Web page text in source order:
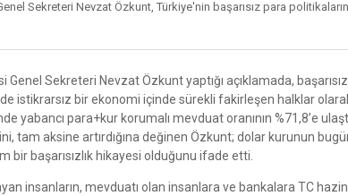
Sekreteri Nevzat Özkunt, Türkiye'nin başarısız para
Sekreteri Nevzat Özkunt yaptığı açıklamada,
istikrarsız bir ekonomi içinde sürekli fakirleşen halklar
yabancı para+kur korumalı mevduat oranının %71,8’e
tam aksine artırdığına değinen Özkunt; dolar kurunun
bir başarısızlık hikayesi olduğunu ifade etti.
insanların, mevduatı olan insanlara ve bankalara TC